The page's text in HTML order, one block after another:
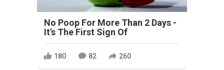
No Poop For More Than 2 Days -
It's The First Sign Of
180 82 260